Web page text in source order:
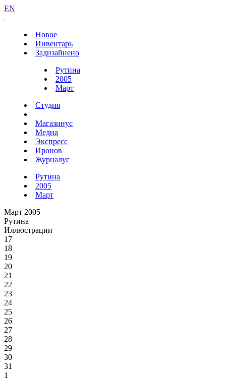
EN
Новое
Инвентарь
Задизайнено
Рутина
2005
Март
Студия
Магазинус
Медиа
Экспресс
Иронов
Журналус
Рутина
2005
Март
Март 2005
Рутина
Иллюстрации
17
18
19
20
21
22
23
24
25
26
27
28
29
30
31
1